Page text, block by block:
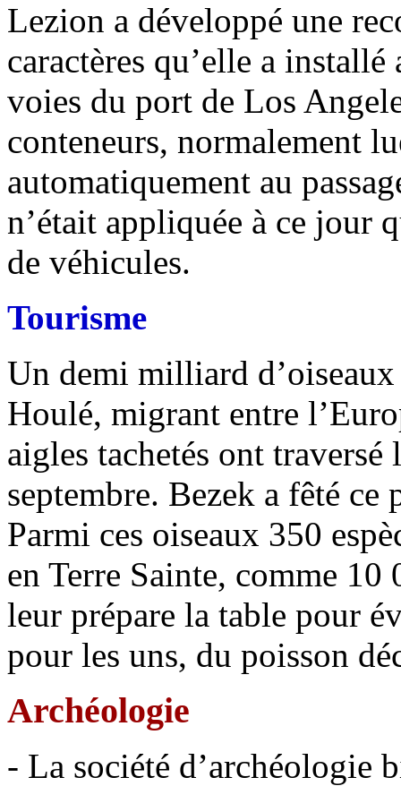
Lezion a développé une
caractères qu’elle a
voies du port de Los
conteneurs, normalement
automatiquement au
n’était appliquée à ce jour
de véhicules.
Tourisme
Un demi milliard
Houlé, migrant entre
aigles tachetés ont
septembre. Bezek a fêté ce
Parmi ces oiseaux 350
en Terre Sainte, comme
leur prépare la table pour
pour les uns, du poisson
Archéologie
- La société d’archéologie